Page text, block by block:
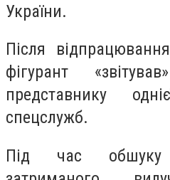
України.
Після
фігурант
представнику
спецслужб.
Під час